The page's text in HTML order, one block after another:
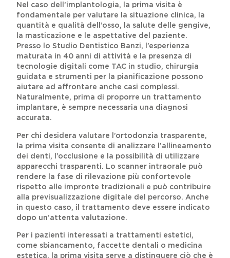
Nel caso dell’implantologia, la prima visita è
fondamentale per valutare la situazione clinica, la
quantità e qualità dell’osso, la salute delle gengive,
la masticazione e le aspettative del paziente.
Presso lo Studio Dentistico Banzi, l’esperienza
maturata in 40 anni di attività e la presenza di
tecnologie digitali come TAC in studio, chirurgia
guidata e strumenti per la pianificazione possono
aiutare ad affrontare anche casi complessi.
Naturalmente, prima di proporre un trattamento
implantare, è sempre necessaria una diagnosi
accurata.
Per chi desidera valutare l’ortodonzia trasparente,
la prima visita consente di analizzare l’allineamento
dei denti, l’occlusione e la possibilità di utilizzare
apparecchi trasparenti. Lo scanner intraorale può
rendere la fase di rilevazione più confortevole
rispetto alle impronte tradizionali e può contribuire
alla previsualizzazione digitale del percorso. Anche
in questo caso, il trattamento deve essere indicato
dopo un’attenta valutazione.
Per i pazienti interessati a trattamenti estetici,
come sbiancamento, faccette dentali o medicina
estetica, la prima visita serve a distinguere ciò che è